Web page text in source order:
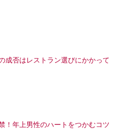
成否はレストラン選びにかかって
！年上男性のハートをつかむコツ